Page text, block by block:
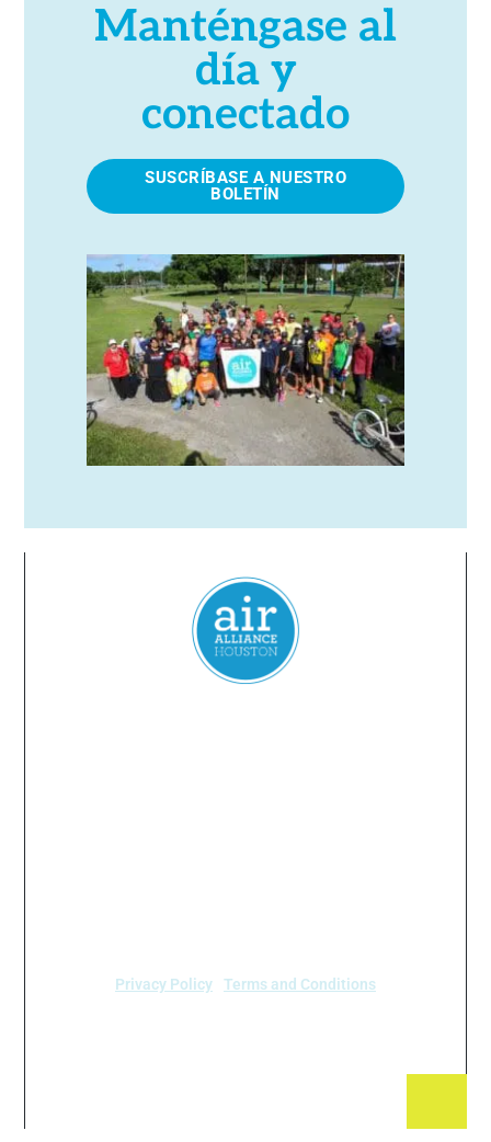
Manténgase al
día y
conectado
SUSCRÍBASE A NUESTRO
BOLETÍN
Privacy Policy Terms and Conditions